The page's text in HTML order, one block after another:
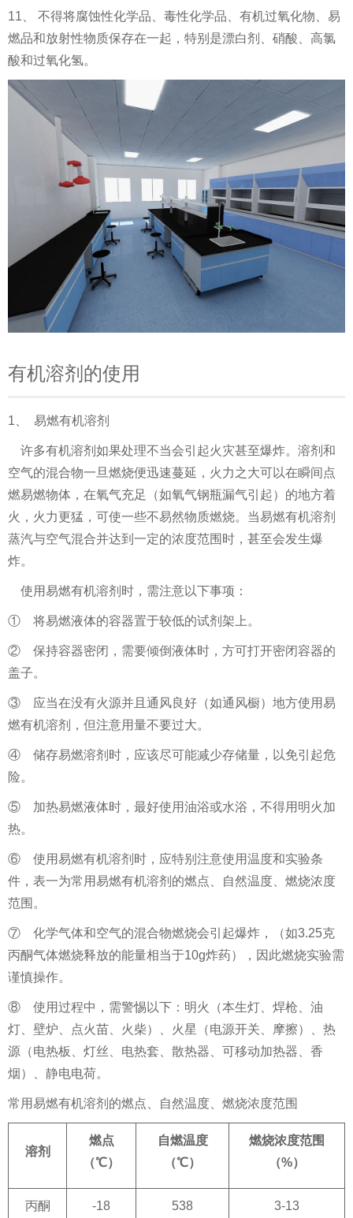
11、 不得将腐蚀性化学品、毒性化学品、有机过氧化物、易
燃品和放射性物质保存在一起，特别是漂白剂、硝酸、高氯
酸和过氧化氢。
有机溶剂的使用
1、 易燃有机溶剂
许多有机溶剂如果处理不当会引起火灾甚至爆炸。溶剂和
空气的混合物一旦燃烧便迅速蔓延，火力之大可以在瞬间点
燃易燃物体，在氧气充足（如氧气钢瓶漏气引起）的地方着
火，火力更猛，可使一些不易然物质燃烧。当易燃有机溶剂
蒸汽与空气混合并达到一定的浓度范围时，甚至会发生爆
炸。
使用易燃有机溶剂时，需注意以下事项：
① 将易燃液体的容器置于较低的试剂架上。
② 保持容器密闭，需要倾倒液体时，方可打开密闭容器的
盖子。
③ 应当在没有火源并且通风良好（如通风橱）地方使用易
燃有机溶剂，但注意用量不要过大。
④ 储存易燃溶剂时，应该尽可能减少存储量，以免引起危
险。
⑤ 加热易燃液体时，最好使用油浴或水浴，不得用明火加
热。
⑥ 使用易燃有机溶剂时，应特别注意使用温度和实验条
件，表一为常用易燃有机溶剂的燃点、自然温度、燃烧浓度
范围。
⑦ 化学气体和空气的混合物燃烧会引起爆炸，（如3.25克
丙酮气体燃烧释放的能量相当于10g炸药），因此燃烧实验需
谨慎操作。
⑧ 使用过程中，需警惕以下：明火（本生灯、焊枪、油
灯、壁炉、点火苗、火柴）、火星（电源开关、摩擦）、热
源（电热板、灯丝、电热套、散热器、可移动加热器、香
烟）、静电电荷。
常用易燃有机溶剂的燃点、自然温度、燃烧浓度范围
溶剂
燃点
（℃）
自燃温度
（℃）
燃烧浓度范围
（%）
丙酮 -18 538 3-13